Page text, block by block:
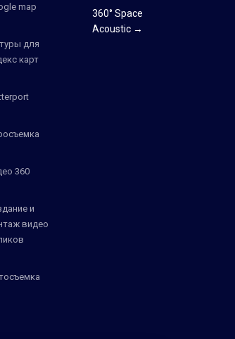
map
для
карт
360
и
видео
360° Space
Acoustic →